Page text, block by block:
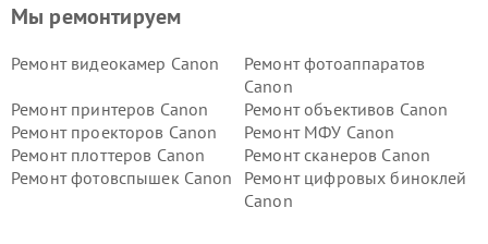
Мы ремонтируем
Ремонт видеокамер Canon
Ремонт фотоаппаратов
Canon
Ремонт принтеров Canon
Ремонт объективов Canon
Ремонт проекторов Canon
Ремонт МФУ Canon
Ремонт плоттеров Canon
Ремонт сканеров Canon
Ремонт фотовспышек Canon
Ремонт цифровых биноклей
Canon